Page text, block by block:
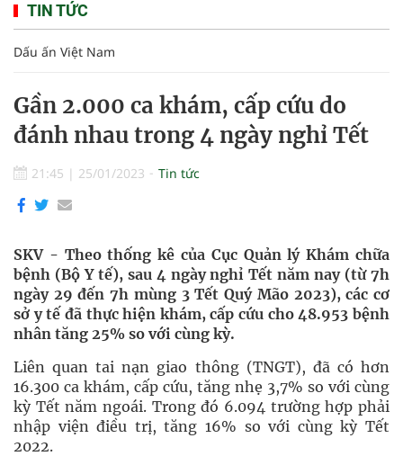
TIN TỨC
Dấu ấn Việt Nam
Gần 2.000 ca khám, cấp cứu do
đánh nhau trong 4 ngày nghỉ Tết
21:45 | 25/01/2023 Tin tức
SKV - Theo thống kê của Cục Quản lý Khám chữa
bệnh (Bộ Y tế), sau 4 ngày nghỉ Tết năm nay (từ 7h
ngày 29 đến 7h mùng 3 Tết Quý Mão 2023), các cơ
sở y tế đã thực hiện khám, cấp cứu cho 48.953 bệnh
nhân tăng 25% so với cùng kỳ.
Liên quan tai nạn giao thông (TNGT), đã có hơn
16.300 ca khám, cấp cứu, tăng nhẹ 3,7% so với cùng
kỳ Tết năm ngoái. Trong đó 6.094 trường hợp phải
nhập viện điều trị, tăng 16% so với cùng kỳ Tết
2022.